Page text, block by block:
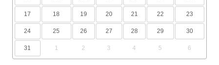
17 18 19 20 21 22 23
24 25 26 27 28 29 30
31 1 2 3 4 5 6